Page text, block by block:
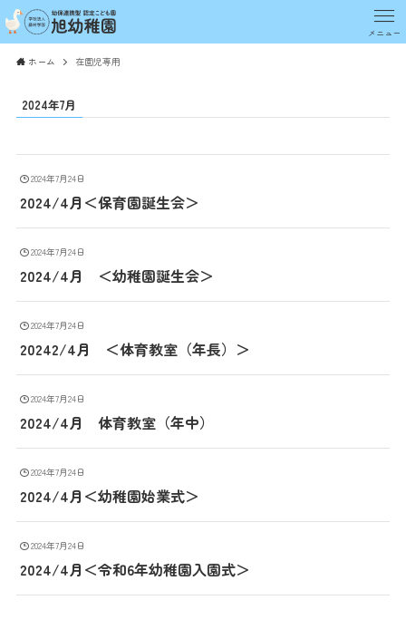
メニュー
ホーム 在園児専用
2024年7月
2024年7月24日
2024/4月＜保育園誕生会＞
2024年7月24日
2024/4月 ＜幼稚園誕生会＞
2024年7月24日
20242/4月 ＜体育教室（年長）＞
2024年7月24日
2024/4月 体育教室（年中）
2024年7月24日
2024/4月＜幼稚園始業式＞
2024年7月24日
2024/4月＜令和6年幼稚園入園式＞